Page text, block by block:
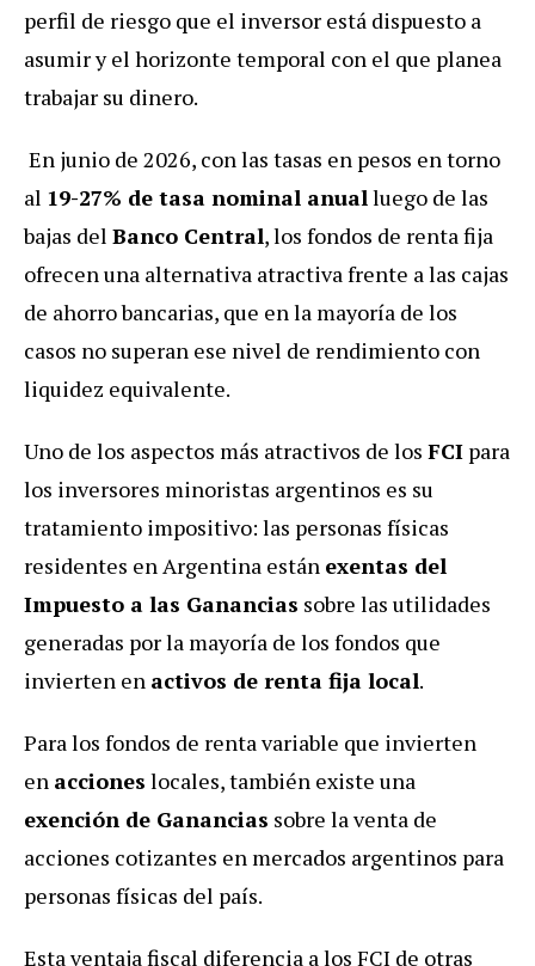
perfil de riesgo que el inversor está dispuesto a
asumir y el horizonte temporal con el que planea
trabajar su dinero.
En junio de 2026, con las tasas en pesos en torno
al 19-27% de tasa nominal anualluego de las
bajas del Banco Central, los fondos de renta fija
ofrecen una alternativa atractiva frente a las cajas
de ahorro bancarias, que en la mayoría de los
casos no superan ese nivel de rendimiento con
liquidez equivalente.
Uno de los aspectos más atractivos de los FCI para
los inversores minoristas argentinos es su
tratamiento impositivo: las personas físicas
residentes en Argentina están exentas del
Impuesto a las Ganancias sobre las utilidades
generadas por la mayoría de los fondos que
invierten en activos de renta fija local.
Para los fondos de renta variable que invierten
en acciones locales, también existe una
exención de Ganancias sobre la venta de
acciones cotizantes en mercados argentinos para
personas físicas del país.
Esta ventaja fiscal diferencia a los FCI de otras